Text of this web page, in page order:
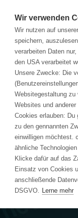
Homepage
Wir verwenden
Wir nutzen auf
speichern,
verarbeiten Daten
den USA verarbeitet
Unsere Zwecke: Die
Websitegestaltung zu
Websites und
Cookies erlauben: Du
zu den gennannten
einwilligen möchtest.
ähnliche
Klicke dafür auf das
Einsatz von Cookies
anschließende
DSGVO. Lerne mehr